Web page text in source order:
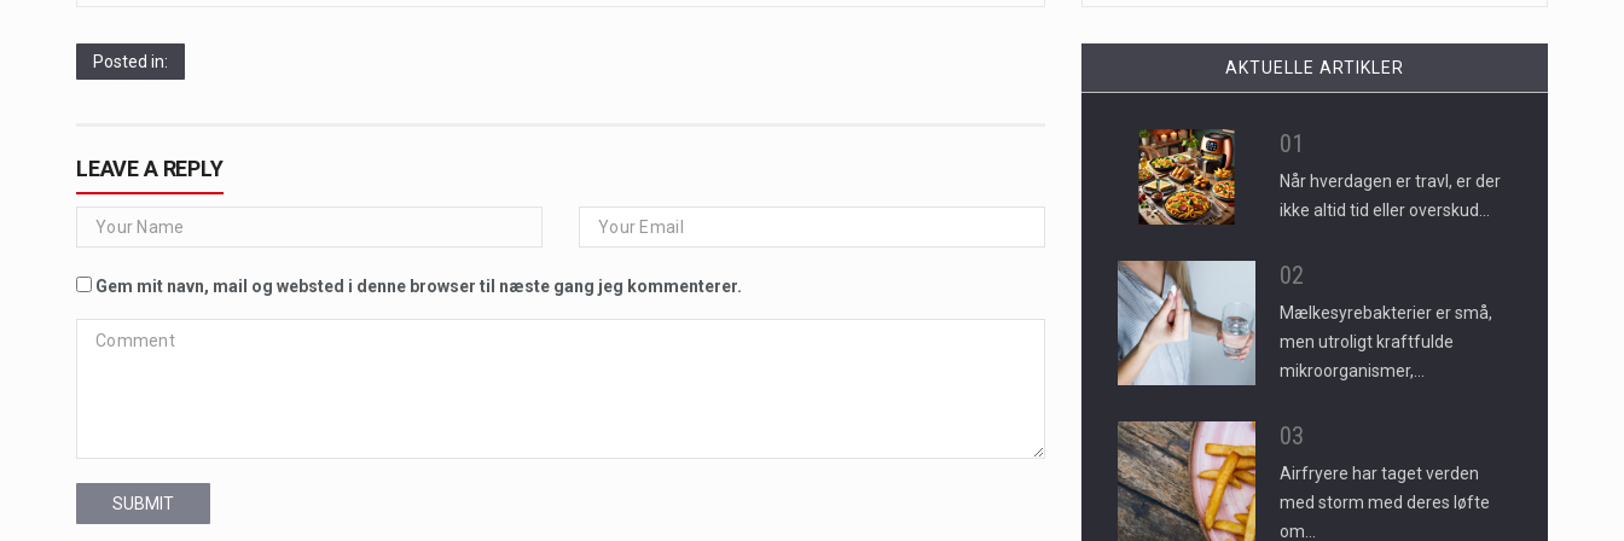
Posted in:
LEAVE A REPLY
Gem mit navn, mail og websted i denne browser til næste gang jeg kommenterer.
SUBMIT
AKTUELLE ARTIKLER
01
Når hverdagen er travl, er der
ikke altid tid eller overskud…
02
Mælkesyrebakterier er små,
men utroligt kraftfulde
mikroorganismer,…
03
Airfryere har taget verden
med storm med deres løfte
om…